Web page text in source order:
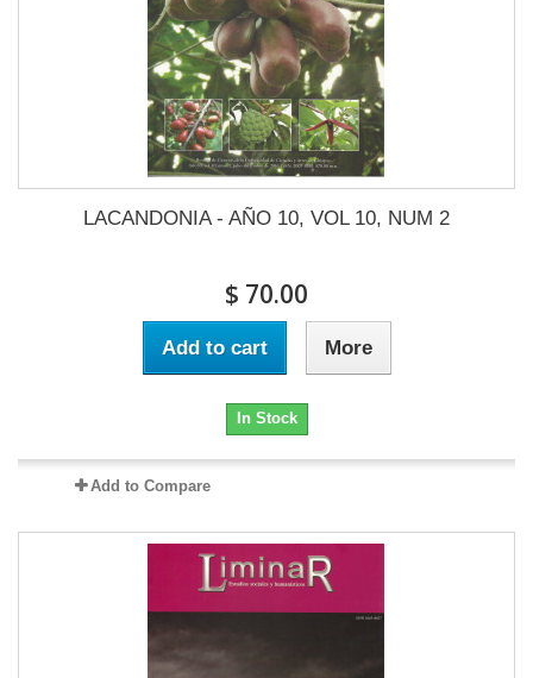
LACANDONIA - AÑO 10, VOL 10, NUM 2
$ 70.00
Add to cart More
In Stock
Add to Compare